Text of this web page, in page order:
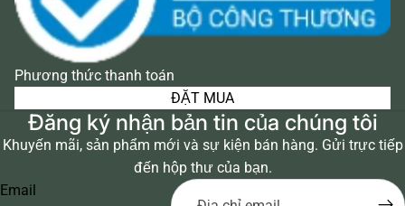
Phương thức thanh toán
ĐẶT MUA
Đăng ký nhận bản tin của chúng tôi
Khuyến mãi, sản phẩm mới và sự kiện bán hàng. Gửi trực tiếp
đến hộp thư của bạn.
Email